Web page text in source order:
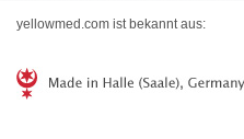
yellowmed.com ist bekannt aus: